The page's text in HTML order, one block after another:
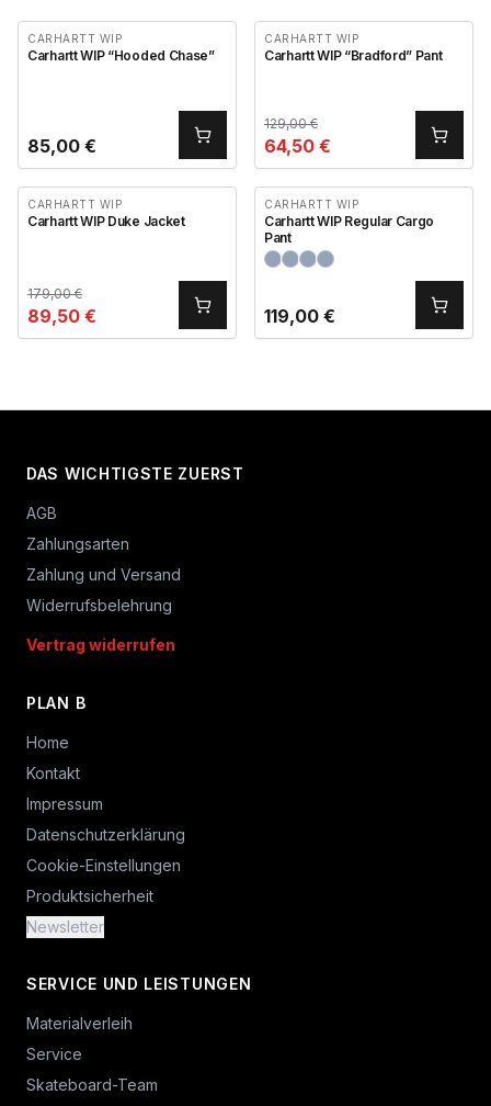
CARHARTT WIP
Carhartt WIP “Hooded Chase”
85,00 €
CARHARTT WIP
Carhartt WIP “Bradford” Pant
129,00€
64,50 €
CARHARTT WIP
Carhartt WIP Duke Jacket
179,00€
89,50 €
CARHARTT WIP
Carhartt WIP Regular Cargo
Pant
119,00 €
DAS WICHTIGSTE ZUERST
AGB
Zahlungsarten
Zahlung und Versand
Widerrufsbelehrung
Vertrag widerrufen
PLAN B
Home
Kontakt
Impressum
Datenschutzerklärung
Cookie-Einstellungen
Produktsicherheit
Newsletter
SERVICE UND LEISTUNGEN
Materialverleih
Service
Skateboard-Team